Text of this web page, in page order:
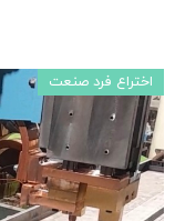
اختراع فرد صنعت